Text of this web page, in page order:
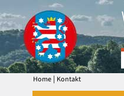
Home | Kontakt